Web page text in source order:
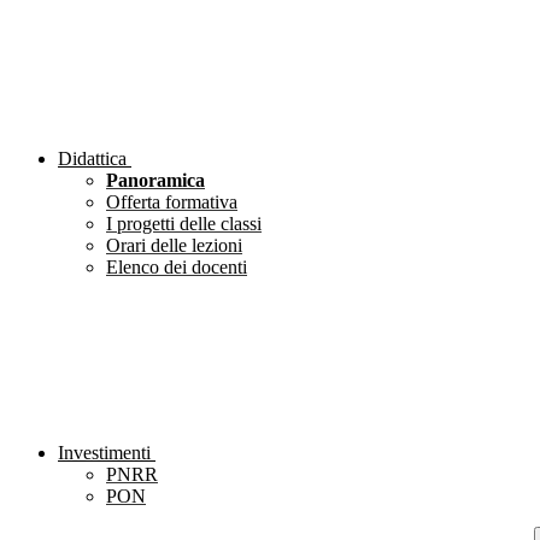
Didattica
Panoramica
Offerta formativa
I progetti delle classi
Orari delle lezioni
Elenco dei docenti
Investimenti
PNRR
PON